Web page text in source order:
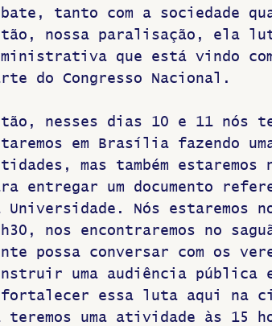
tanto com a sociedade
nossa paralisação, ela
que está vindo
do Congresso Nacional.
nesses dias 10 e 11 nós
em Brasília fazendo
mas também
entregar um documento
Universidade. Nós estaremos
nos encontraremos no
possa conversar com os
uma audiência pública
essa luta aqui na
teremos uma atividade às 15